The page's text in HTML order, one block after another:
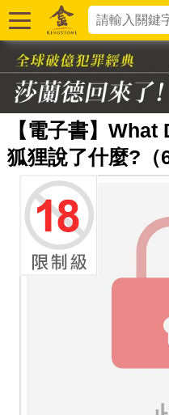
【電子書】
狐狸說了什麼?（